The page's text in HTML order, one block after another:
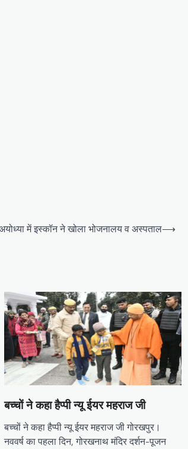
में इस्कॉन ने खोला भोजनालय व अस्पताल⟶
बच्चों ने कहा हैप्पी न्यू ईयर महराज जी
बच्चों ने कहा हैप्पी न्यू ईयर महराज जी गोरखपुर।
नववर्ष का पहला दिन, गोरखनाथ मंदिर दर्शन-पूजन